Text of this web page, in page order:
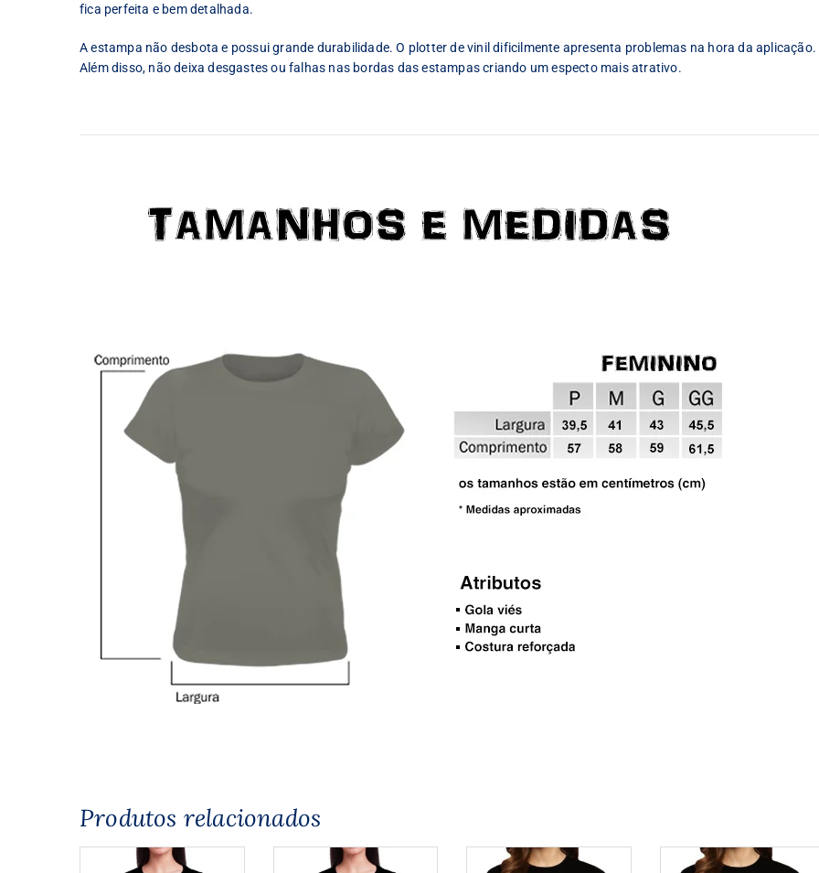
fica perfeita e bem detalhada.
A estampa não desbota e possui grande durabilidade. O plotter de vinil dificilmente apresenta problemas na hora da aplicação.
Além disso, não deixa desgastes ou falhas nas bordas das estampas criando um especto mais atrativo.
Produtos relacionados